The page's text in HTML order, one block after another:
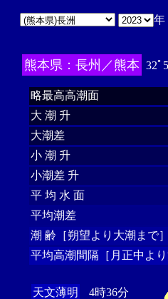
年
熊本県：長州／熊本 32ﾟ
略最高高潮面
大 潮 升
大潮差
小 潮 升
小潮差 升
平 均 水 面
平均潮差
潮 齢［朔望より大潮まで］
平均高潮間隔［月正中より
天文薄明
4時36分